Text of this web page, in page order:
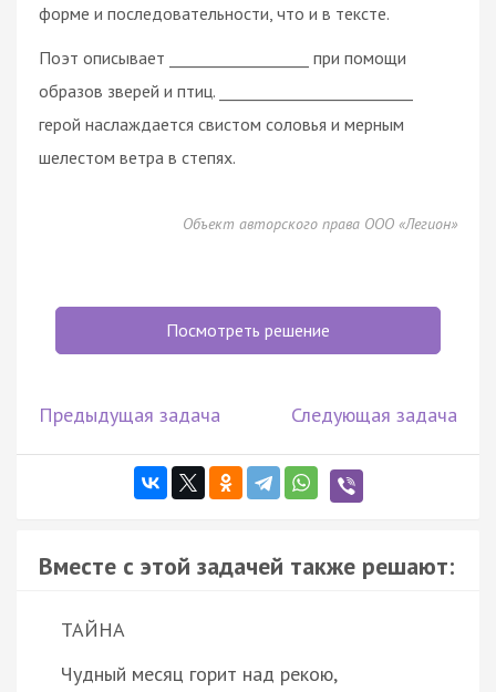
форме и последовательности, что и в тексте.
Поэт описывает __________________ при помощи
образов зверей и птиц. _________________________
герой наслаждается свистом соловья и мерным
шелестом ветра в степях.
Объект авторского права ООО «Легион»
Посмотреть решение
Предыдущая задача Следующая задача
Вместе с этой задачей также решают:
ТАЙНА
Чудный месяц горит над рекою,